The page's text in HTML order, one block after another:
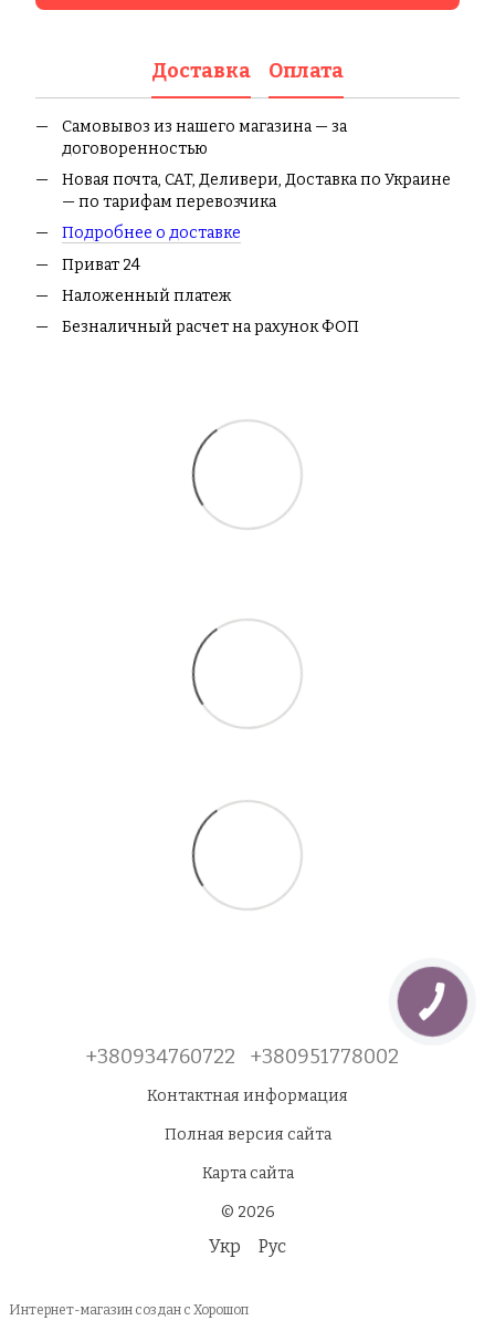
Доставка Оплата
Самовывоз из нашего магазина — за
договоренностью
Новая почта, CAT, Деливери, Доставка по Украине
— по тарифам перевозчика
Подробнее о доставке
Приват 24
Наложенный платеж
Безналичный расчет на рахунок ФОП
+380934760722 +380951778002
Контактная информация
Полная версия сайта
Карта сайта
© 2026
Укр Рус
Интернет-магазин создан с Хорошоп